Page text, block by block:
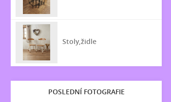
Stoly,židle
POSLEDNÍ FOTOGRAFIE